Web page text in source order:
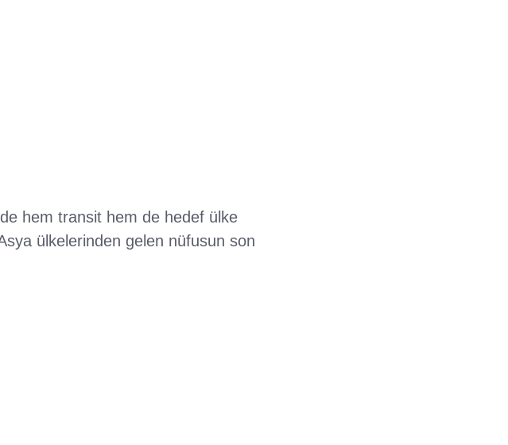
hem transit hem de hedef ülke
ülkelerinden gelen nüfusun son